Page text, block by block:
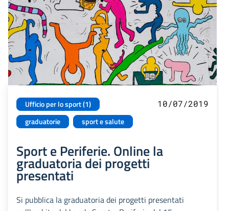
Ufficio per lo sport (1)
graduatorie
sport e salute
10/07/2019
Sport e Periferie. Online la
graduatoria dei progetti
presentati
Si pubblica la graduatoria dei progetti presentati